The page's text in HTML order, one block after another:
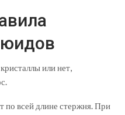
или нет,
по всей длине стержня. При